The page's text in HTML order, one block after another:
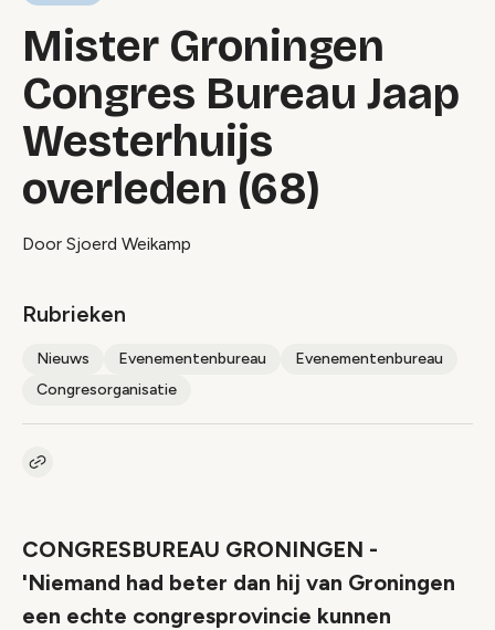
Mister Groningen
Congres Bureau Jaap
Westerhuijs
overleden (68)
Door Sjoerd Weikamp
Rubrieken
Nieuws Evenementenbureau
Evenementenbureau
Congresorganisatie
Kopieer link naar artikel
CONGRESBUREAU GRONINGEN -
'Niemand had beter dan hij van Groningen
een echte congresprovincie kunnen